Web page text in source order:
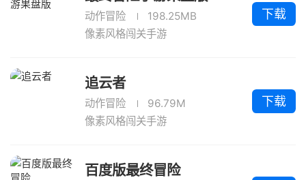
动作冒险
198.25MB
像素风格闯关手游
下载
追云者
动作冒险
96.79M
像素风格闯关手游
下载
百度版最终冒险